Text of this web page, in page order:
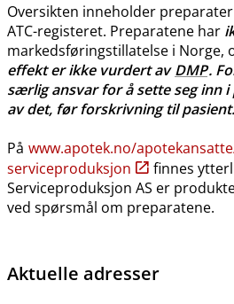
Oversikten inneholder
ATC-registeret. Preparatene har
markedsføringstillatelse i Norge,
effekt er ikke vurdert avDMP.
særlig ansvar for å sette seg inn
av det, før forskrivning til pasient.
På www.apotek.no​/​
serviceproduksjon
finnes
Serviceproduksjon AS er
ved spørsmål om preparatene.
Aktuelle adresser